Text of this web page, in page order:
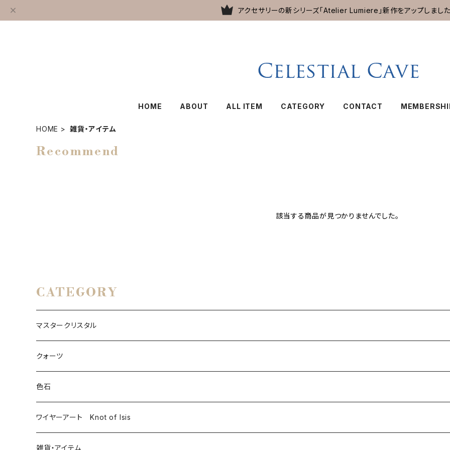
アクセサリーの新シリーズ「Atelier Lumiere」新作をアップしました
HOME ABOUT ALL ITEM CATEGORY CONTACT
HOME 雑貨・アイテム
Recommend
該当する商品が見つかりませんでした。
CATEGORY
マスタークリスタル
クォーツ
モンドクォーツ
その他クォーツ
色石
ワイヤーアート Knot of Isis
雑貨・アイテム